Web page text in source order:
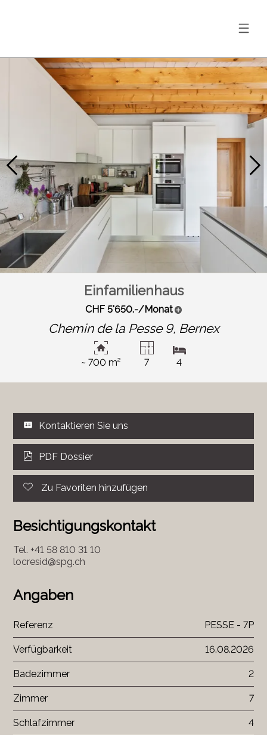
Einfamilienhaus
CHF 5'650.-/Monat
Chemin de la Pesse 9, Bernex
~ 700 m² 7 4
Kontaktieren Sie uns
PDF Dossier
Zu Favoriten hinzufügen
Besichtigungskontakt
Tel. +41 58 810 31 10
locresid@spg.ch
Angaben
Referenz PESSE - 7P
Verfügbarkeit 16.08.2026
Badezimmer 2
Zimmer 7
Schlafzimmer 4